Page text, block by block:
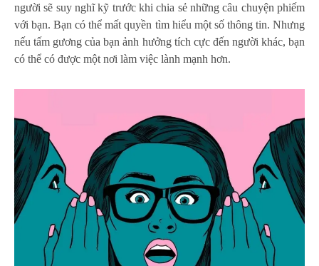
người sẽ suy nghĩ kỹ trước khi chia sẻ những câu chuyện phiếm
với bạn. Bạn có thể mất quyền tìm hiểu một số thông tin. Nhưng
nếu tấm gương của bạn ảnh hưởng tích cực đến người khác, bạn
có thể có được một nơi làm việc lành mạnh hơn.